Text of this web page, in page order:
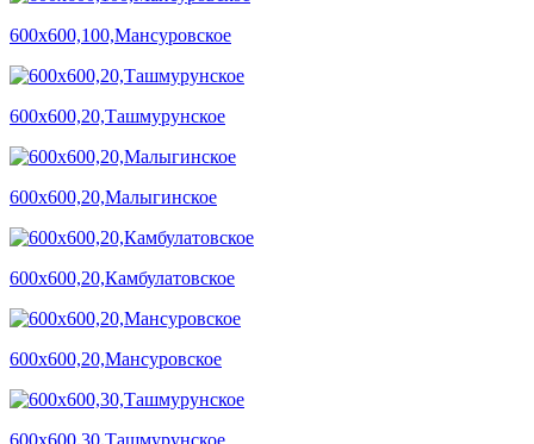
600х600,100,Мансуровское
600х600,20,Ташмурунское
600х600,20,Малыгинское
600х600,20,Камбулатовское
600х600,20,Мансуровское
600х600,30,Ташмурунское